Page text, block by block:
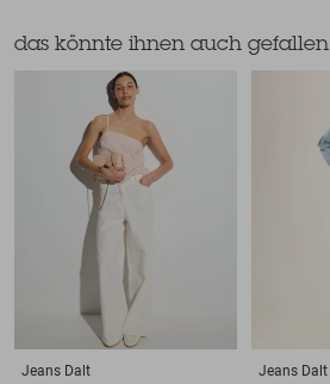
das könnte ihnen auch gefallen
Jeans Dalt
Jeans Dalt